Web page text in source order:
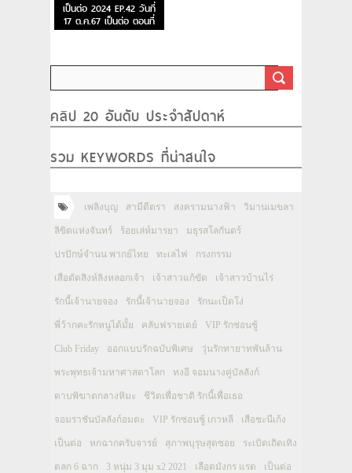
เป็นต่อ 2024 EP.42 วันที่
17 ต.ค.67 เป็นต่อ ตอนที่
42
คลิป 20 อันดับ ประจำสัปดาห์
รวม KEYWORDS ที่น่าสนใจ
เพลิงบุญ สามีตีตรา สงครามนางฟ้า วิมานเมขลา
ลิขิตแห่งจันทร์ ร้อยเล่ห์มารยา มธุรสโลกันตร์
ปรปักษ์จำนน พากย์ไทย ทะเลไฟ กรงกรรม
เสือตัดสิงห์ลิงหลอกเจ้า เจ้าสาวแก้ขัด เจ้าสาวบ้านไร่
รักนี้เจ้านายจอง รักนี้เจ้านายจอง รักนะเป็ดโง่
พี่ว้ากคะรักหนูได้มั้ย คลับฟรายเดย์ VIP รักซ่อนชู้
Club Friday ออกแบบรักฉบับพิเศษ วุ่นรักทายาทพันล้าน
พระพุทธเจ้ามหาศาสดาโลก ทงอี จอมนางคู่บัลลังก์
ดาบพิฆาตกลางหิมะ ชีวิตเพื่อชาติ รักนี้เพื่อเธอ
จอมราชันบัลลังก์อมตะ VIP รักซ่อนชู้ เกาหลี เสือชะนีเก้ง
เป็นต่อ หกฉากครับจารย์ สุภาพบุรุษสุดซอย ระเบิดเถิดเทิง
ตลก 6 ฉาก 3 หนุ่ม 3 มุม x2 2021 เลือดมังกร แรด เป็นต่อ